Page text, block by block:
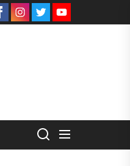
InstagramTwitterYoutube